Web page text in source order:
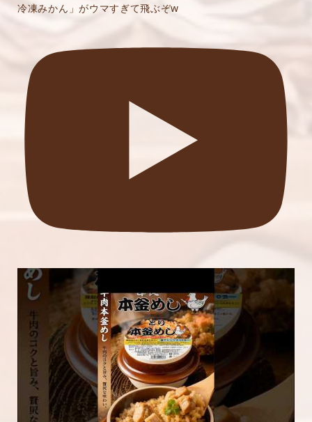
冷凍みかん」がウマすぎて飛ぶぞw